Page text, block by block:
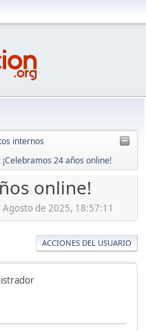
internos
¡Celebramos 24 años online!
online!
de 2025, 18:57:11
ACCIONES DEL USUARIO